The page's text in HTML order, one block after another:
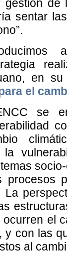
de
sentar
en
el
se
la
procesos
La
el
y con las
al